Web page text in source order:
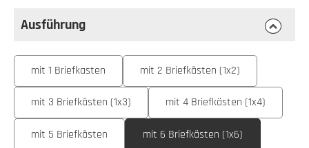
Ausführung
Ausführungauswählen
mit 1 Briefkasten mit 2 Briefkästen (1x2)
mit 3 Briefkästen (1x3) mit 4 Briefkästen (1x4)
mit 5 Briefkästen mit 6 Briefkästen (1x6)